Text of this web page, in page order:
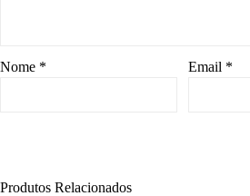
Nome * Email *
Produtos Relacionados